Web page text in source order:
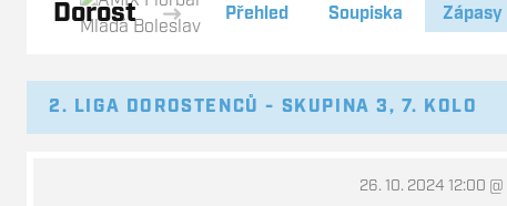
Dorost Přehled Soupiska Zápasy
2. LIGA DOROSTENCŮ - SKUPINA 3, 7. KOLO
26. 10. 2024 12:00